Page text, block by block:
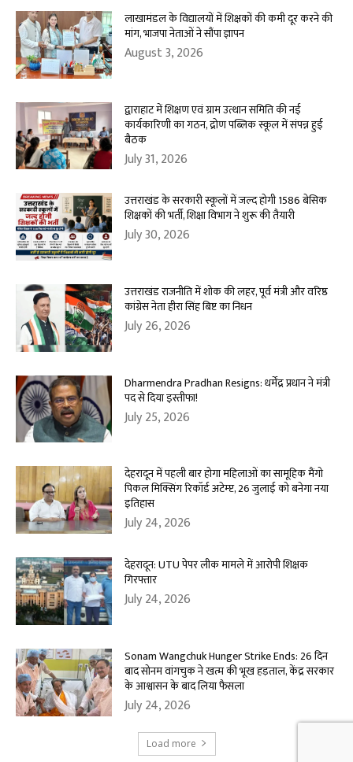
लाखामंडल के विद्यालयों में शिक्षकों की कमी दूर करने की
मांग, भाजपा नेताओं ने सौंपा ज्ञापन
August 3, 2026
द्वाराहाट में शिक्षण एवं ग्राम उत्थान समिति की नई
कार्यकारिणी का गठन, द्रोण पब्लिक स्कूल में संपन्न हुई
बैठक
July 31, 2026
उत्तराखंड के सरकारी स्कूलों में जल्द होगी 1586 बेसिक
शिक्षकों की भर्ती, शिक्षा विभाग ने शुरू की तैयारी
July 30, 2026
उत्तराखंड राजनीति में शोक की लहर, पूर्व मंत्री और वरिष्ठ
कांग्रेस नेता हीरा सिंह बिष्ट का निधन
July 26, 2026
Dharmendra Pradhan Resigns: धर्मेंद्र प्रधान ने मंत्री
पद से दिया इस्तीफा!
July 25, 2026
देहरादून में पहली बार होगा महिलाओं का सामूहिक मैंगो
पिकल मिक्सिंग रिकॉर्ड अटेम्प्ट, 26 जुलाई को बनेगा नया
इतिहास
July 24, 2026
देहरादून: UTU पेपर लीक मामले में आरोपी शिक्षक
गिरफ्तार
July 24, 2026
Sonam Wangchuk Hunger Strike Ends: 26 दिन
बाद सोनम वांगचुक ने खत्म की भूख हड़ताल, केंद्र सरकार
के आश्वासन के बाद लिया फैसला
July 24, 2026
Load more